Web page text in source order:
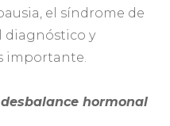
el síndrome de
diagnóstico y
importante.
hormonal